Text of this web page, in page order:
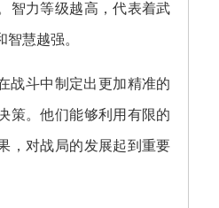
智力等级越高，代表着武
慧越强。
战斗中制定出更加精准的
策。他们能够利用有限的
，对战局的发展起到重要